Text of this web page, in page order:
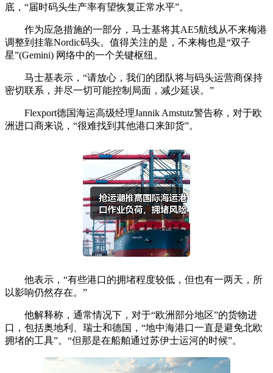
底，“届时码头生产率有望恢复正常水平”。
作为应急措施的一部分，马士基将其AE5航线从不来梅港
调整到挂靠Nordic码头。值得关注的是，不来梅也是“双子
星”(Gemini) 网络中的一个关键枢纽。
马士基表示，“请放心，我们的团队将与码头运营商保持
密切联系，并尽一切可能控制局面，减少延误。”
Flexport德国海运高级经理Jannik Amstutz警告称，对于欧
洲进口商来说，“很难找到其他港口来卸货”。
他表示，“有些港口的拥堵程度较低，但也有一两天，所
以影响仍然存在。”
他解释称，通常情况下，对于“欧洲部分地区”的货物进
口，包括奥地利、瑞士和德国，“地中海港口一直是避免北欧
拥堵的工具”。“但那是在船舶通过苏伊士运河的时候”。